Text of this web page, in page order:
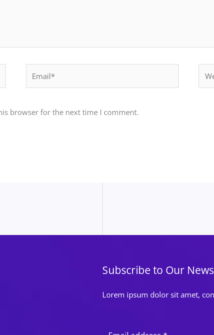
browser for the next time I comment.
Subscribe to Our
Lorem ipsum dolor sit amet,